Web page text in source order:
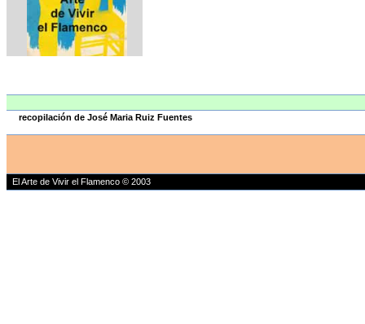
recopilación de José Maria Ruiz Fuentes
El Arte de Vivir el Flamenco © 2003